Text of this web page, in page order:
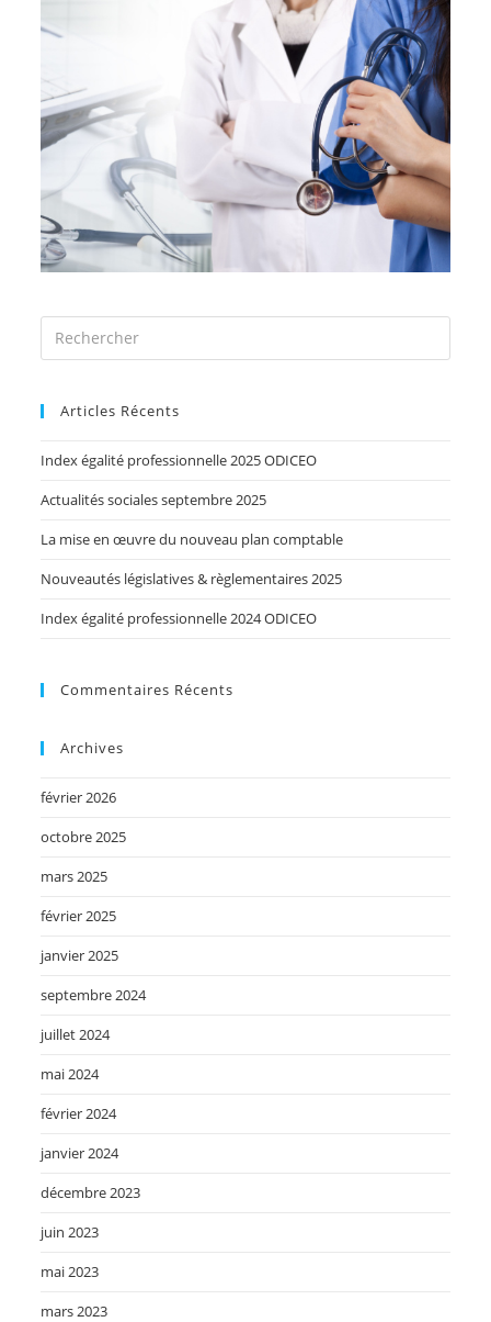
Articles Récents
Index égalité professionnelle 2025 ODICEO
Actualités sociales septembre 2025
La mise en œuvre du nouveau plan comptable
Nouveautés législatives & règlementaires 2025
Index égalité professionnelle 2024 ODICEO
Commentaires Récents
Archives
février 2026
octobre 2025
mars 2025
février 2025
janvier 2025
septembre 2024
juillet 2024
mai 2024
février 2024
janvier 2024
décembre 2023
juin 2023
mai 2023
mars 2023